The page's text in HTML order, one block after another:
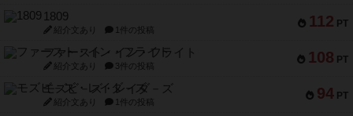
112 PT
1809
紹介文あり 1件の投稿
108 PT
ファースト・イン・フライト
紹介文あり 3件の投稿
94 PT
モズビ－ズ・レイダ－ズ
紹介文あり 1件の投稿